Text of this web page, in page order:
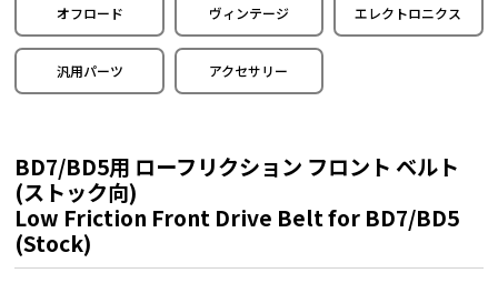
オフロード ヴィンテージ エレクトロニクス
汎用パーツ アクセサリー
BD7/BD5用 ローフリクション フロント ベルト
(ストック向)
Low Friction Front Drive Belt for BD7/BD5
(Stock)